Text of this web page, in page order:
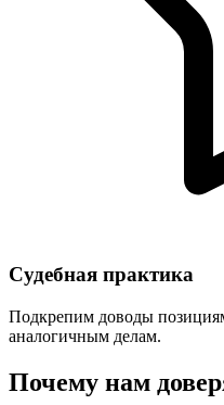
Судебная практика
Подкрепим доводы
аналогичным делам.
Почему нам